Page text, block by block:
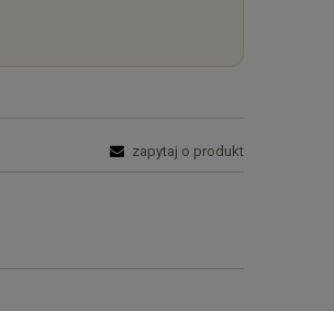
zapytaj o produkt